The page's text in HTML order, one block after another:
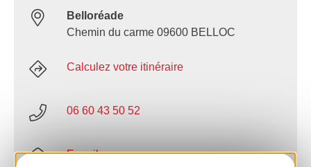
Belloréade
Chemin du carme 09600 BELLOC
Calculez votre itinéraire
06 60 43 50 52
E-mail